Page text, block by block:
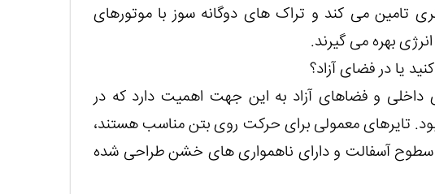
تامین می کند و تراک های دوگانه سوز با موتورهای
بهره می گیرند.
داخلی و فضاهای آزاد به این جهت اهمیت دارد که در
بود. تایرهای معمولی برای حرکت روی بتن مناسب هستند،
سطوح آسفالت و دارای ناهمواری های خشن طراحی شده